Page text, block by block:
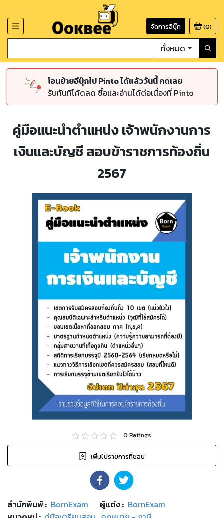
จัดการอีบุ๊ก (0)
ทั้งหมด
โอนย้ายอีบุ๊กไป Pinto ได้แล้ววันนี้ กดเลย
รับทันทีโค้ดลด ซื้อและอ่านได้ต่อเนื่องที่ Pinto
คู่มือแนะนำตำแหน่ง เจ้าพนักงานการ
เงินและบัญชี สอบข้าราชการท้องถิ่น
2567
0 Ratings
เพิ่มไปรายการที่ชอบ
สำนักพิมพ์: BornExam ผู้แต่ง : BornExam